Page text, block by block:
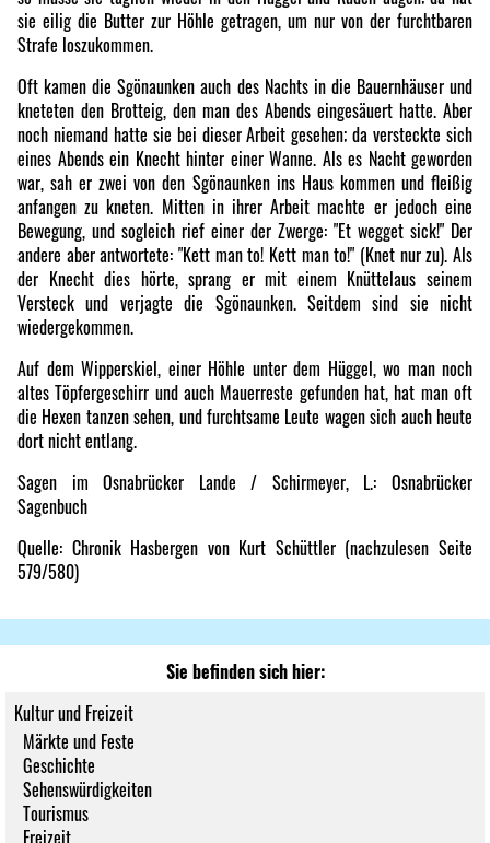
sie eilig die Butter zur Höhle getragen, um nur von der furchtbaren
Strafe loszukommen.
Oft kamen die Sgönaunken auch des Nachts in die Bauernhäuser und
kneteten den Brotteig, den man des Abends eingesäuert hatte. Aber
noch niemand hatte sie bei dieser Arbeit gesehen; da versteckte sich
eines Abends ein Knecht hinter einer Wanne. Als es Nacht geworden
war, sah er zwei von den Sgönaunken ins Haus kommen und fleißig
anfangen zu kneten. Mitten in ihrer Arbeit machte er jedoch eine
Bewegung, und sogleich rief einer der Zwerge: "Et wegget sick!" Der
andere aber antwortete: "Kett man to! Kett man to!" (Knet nur zu). Als
der Knecht dies hörte, sprang er mit einem Knüttelaus seinem
Versteck und verjagte die Sgönaunken. Seitdem sind sie nicht
wiedergekommen.
Auf dem Wipperskiel, einer Höhle unter dem Hüggel, wo man noch
altes Töpfergeschirr und auch Mauerreste gefunden hat, hat man oft
die Hexen tanzen sehen, und furchtsame Leute wagen sich auch heute
dort nicht entlang.
Sagen im Osnabrücker Lande / Schirmeyer, L.: Osnabrücker
Sagenbuch
Quelle: Chronik Hasbergen von Kurt Schüttler (nachzulesen Seite
579/580)
Sie befinden sich hier:
Kultur und Freizeit
Märkte und Feste
Geschichte
Sehenswürdigkeiten
Tourismus
Freizeit